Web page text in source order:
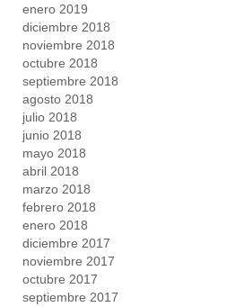
enero 2019
diciembre 2018
noviembre 2018
octubre 2018
septiembre 2018
agosto 2018
julio 2018
junio 2018
mayo 2018
abril 2018
marzo 2018
febrero 2018
enero 2018
diciembre 2017
noviembre 2017
octubre 2017
septiembre 2017